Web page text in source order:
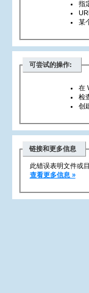
指
某
可尝试的操作:
在
检
创
链接和更多信息
此错误表明文件或
查看更多信息 »